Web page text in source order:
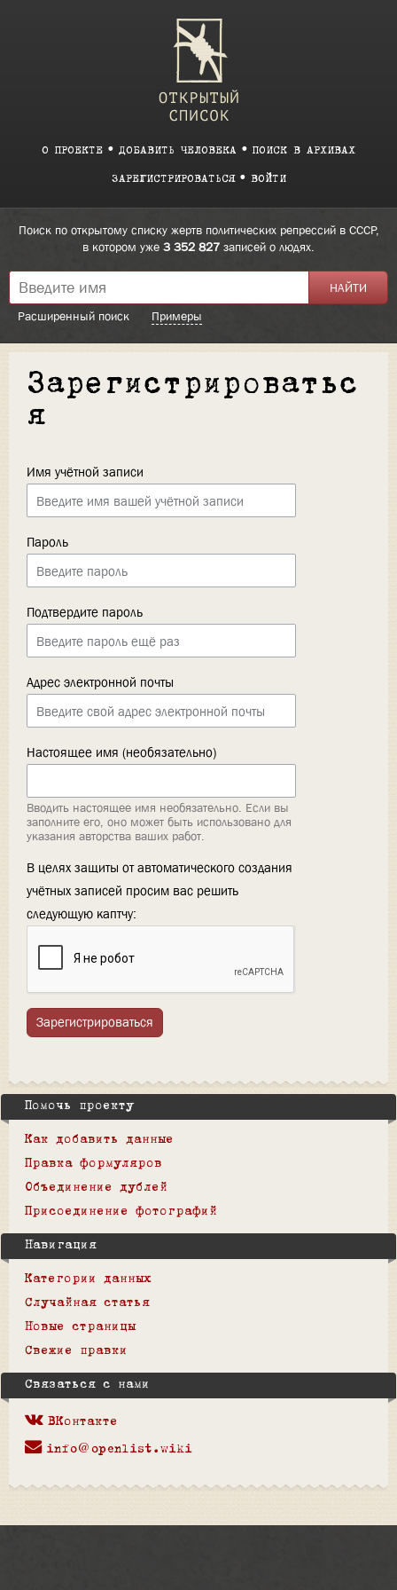
О ПРОЕКТЕ ДОБАВИТЬ ЧЕЛОВЕКА ПОИСК В АРХИВАХ
ЗАРЕГИСТРИРОВАТЬСЯ ВОЙТИ
Поиск по открытому списку жертв политических репрессий в СССР,
в котором уже 3 352 827 записей о людях.
Расширенный поиск Примеры
Зарегистрироватьс
я
Имя учётной записи
Пароль
Подтвердите пароль
Адрес электронной почты
Настоящее имя (необязательно)
Вводить настоящее имя необязательно. Если вы
заполните его, оно может быть использовано для
указания авторства ваших работ.
В целях защиты от автоматического создания
учётных записей просим вас решить
следующую каптчу:
Зарегистрироваться
Помочь проекту
Как добавить данные
Правка формуляров
Объединение дублей
Присоединение фотографий
Навигация
Категории данных
Случайная статья
Новые страницы
Свежие правки
Связаться с нами
ВКонтакте
info@openlist.wiki